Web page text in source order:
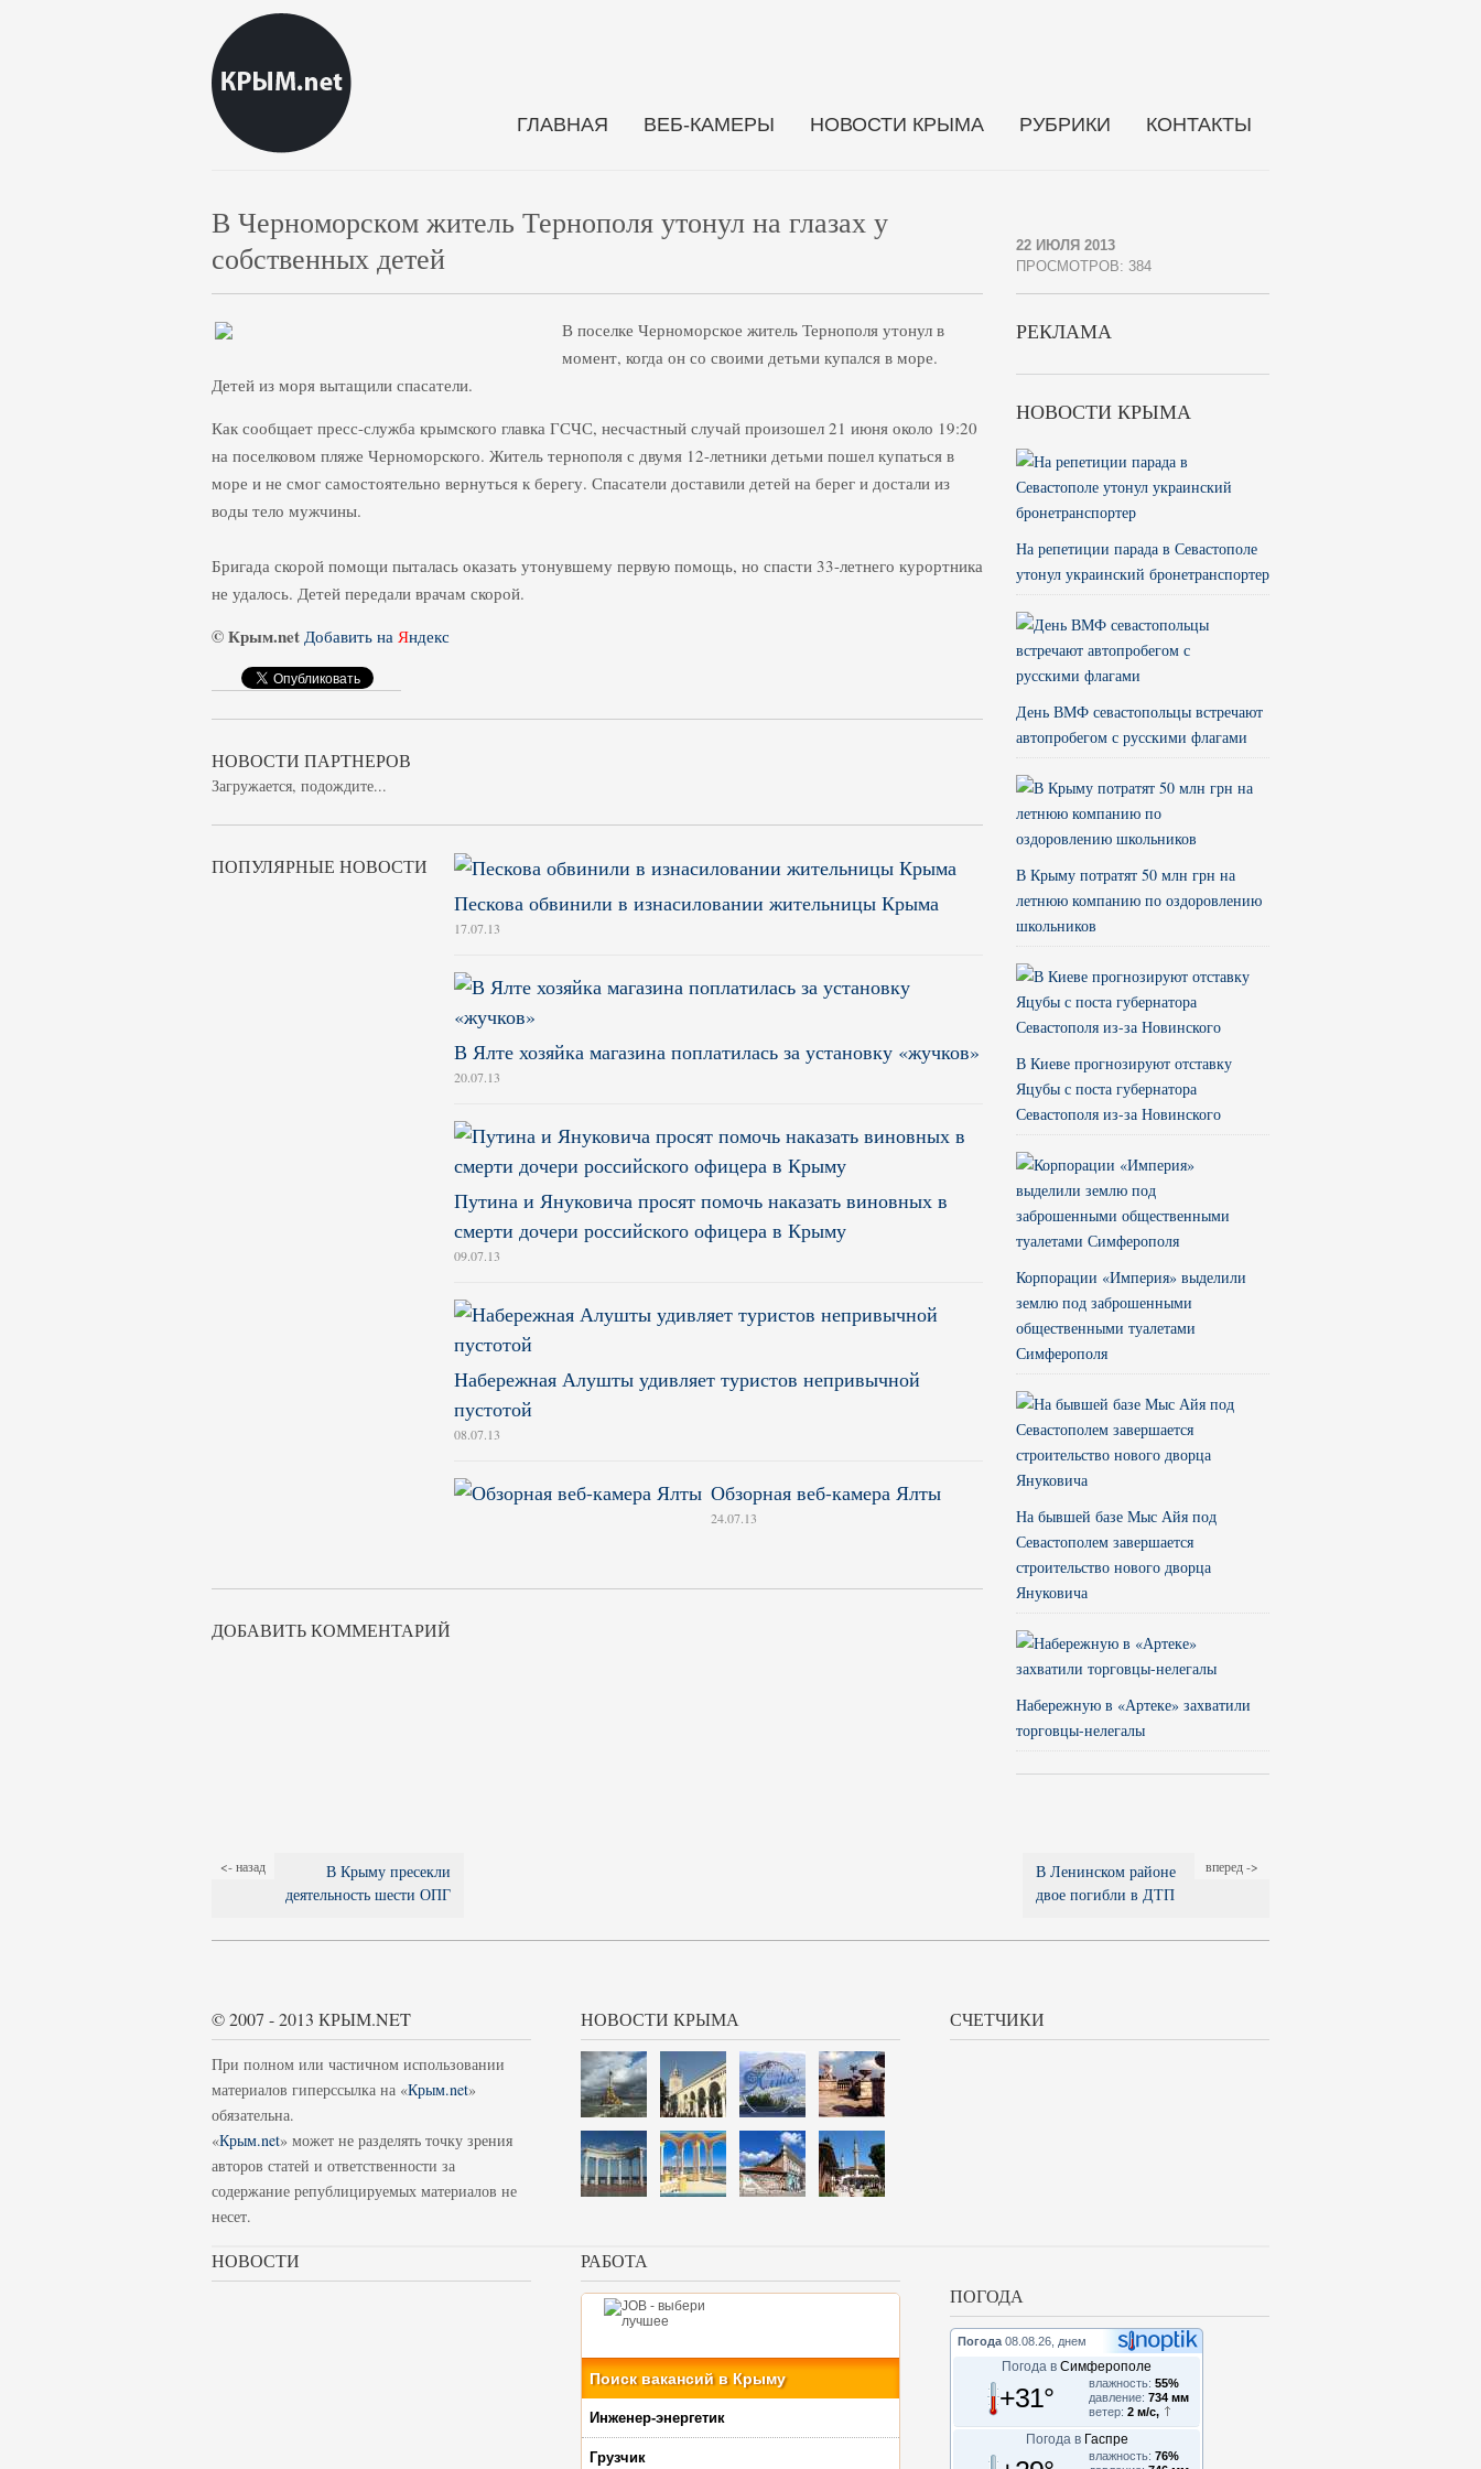
ГЛАВНАЯ ВЕБ-КАМЕРЫ НОВОСТИ КРЫМА РУБРИКИ КОНТАКТЫ
В Черноморском житель Тернополя утонул на глазах у
собственных детей
22 ИЮЛЯ 2013
ПРОСМОТРОВ: 384
В поселке Черноморское житель Тернополя утонул в
момент, когда он со своими детьми купался в море.
Детей из моря вытащили спасатели.
Как сообщает пресс-служба крымского главка ГСЧС, несчастный случай произошел 21 июня около 19:20
на поселковом пляже Черноморского. Житель тернополя с двумя 12-летники детьми пошел купаться в
море и не смог самостоятельно вернуться к берегу. Спасатели доставили детей на берег и достали из
воды тело мужчины.
Бригада скорой помощи пыталась оказать утонувшему первую помощь, но спасти 33-летнего курортника
не удалось. Детей передали врачам скорой.
© Крым.net Добавить на Яндекс
НОВОСТИ ПАРТНЕРОВ
Загружается, подождите...
ПОПУЛЯРНЫЕ НОВОСТИ
Пескова обвинили в изнасиловании жительницы Крыма
17.07.13
В Ялте хозяйка магазина поплатилась за установку «жучков»
20.07.13
Путина и Януковича просят помочь наказать виновных в
смерти дочери российского офицера в Крыму
09.07.13
Набережная Алушты удивляет туристов непривычной
пустотой
08.07.13
Обзорная веб-камера Ялты
24.07.13
ДОБАВИТЬ КОММЕНТАРИЙ
РЕКЛАМА
НОВОСТИ КРЫМА
На репетиции парада в Севастополе
утонул украинский бронетранспортер
День ВМФ севастопольцы встречают
автопробегом с русскими флагами
В Крыму потратят 50 млн грн на
летнюю компанию по оздоровлению
школьников
В Киеве прогнозируют отставку
Яцубы с поста губернатора
Севастополя из-за Новинского
Корпорации «Империя» выделили
землю под заброшенными
общественными туалетами
Симферополя
На бывшей базе Мыс Айя под
Севастополем завершается
строительство нового дворца
Януковича
Набережную в «Артеке» захватили
торговцы-нелегалы
<- назад
В Крыму пресекли
деятельность шести ОПГ
вперед ->
В Ленинском районе
двое погибли в ДТП
© 2007 - 2013 КРЫМ.NET
При полном или частичном использовании
материалов гиперссылка на «Крым.net»
обязательна.
«Крым.net» может не разделять точку зрения
авторов статей и ответственности за
содержание републицируемых материалов не
несет.
НОВОСТИ КРЫМА СЧЕТЧИКИ
НОВОСТИ РАБОТА
Поиск вакансий в Крыму
Инженер-энергетик
Грузчик
ПОГОДА
Погода 08.08.26, днем
Погода в Симферополе
+31° влажность: 55%
давление: 734 мм
ветер: 2 м/с,
Погода в Гаспре
влажность: 76%